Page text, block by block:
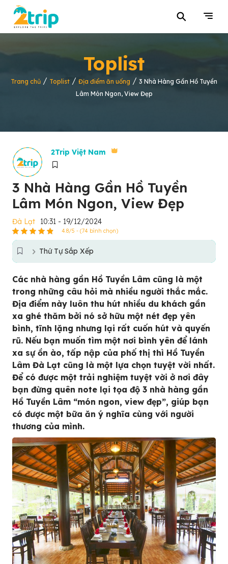
⚲
Toplist
Trang chủ / Toplist / Địa điểm ăn uống / 3 Nhà Hàng Gần Hồ Tuyền
Lâm Món Ngon, View Đẹp
2Trip Việt Nam
3 Nhà Hàng Gần Hồ Tuyền
Lâm Món Ngon, View Đẹp
Đà Lạt 10:31 - 19/12/2024
4.8/5 - (74 bình chọn)
Thứ Tự Sắp Xếp
Các nhà hàng gần Hồ Tuyền Lâm cũng là một
trong những câu hỏi mà nhiều người thắc mắc.
Địa điểm này luôn thu hút nhiều du khách gần
xa ghé thăm bởi nó sở hữu một nét đẹp yên
bình, tĩnh lặng nhưng lại rất cuốn hút và quyến
rũ. Nếu bạn muốn tìm một nơi bình yên để lánh
xa sự ồn ào, tấp nập của phố thị thì Hồ Tuyền
Lâm Đà Lạt cũng là một lựa chọn tuyệt vời nhất.
Để có được một trải nghiệm tuyệt vời ở nơi đây
bạn đừng quên note lại tọa độ 3 nhà hàng gần
Hồ Tuyền Lâm “món ngon, view đẹp”, giúp bạn
có được một bữa ăn ý nghĩa cùng với người
thương của mình.